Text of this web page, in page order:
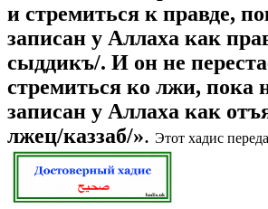
и стремиться к правде,
записан у Аллаха как
сыддикъ/. И он не
стремиться ко лжи, пока
записан у Аллаха как
лжец/каззаб/». Этот хадис